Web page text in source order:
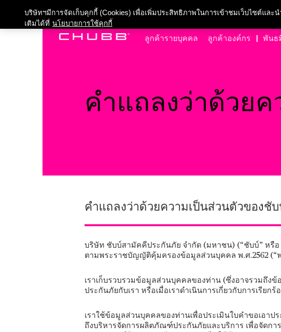
เกี่ยวกับเรา ความรับผิดชอบต่อสัง
ลูกค้ารายบุคคล ลูกค้าองค์กร พันธ
คำแถลงว่าด้วย
คำแถลงว่าด้วยความเป็นส่วนตัวของชั
บริษัท ชับบ์สามัคคีประกันภัย จำกัด (มหาชน) (“ชับบ์” หรือ
ตามพระราชบัญญัติคุ้มครองข้อมูลส่วนบุคคล พ.ศ.2562
เราเก็บรวบรวมข้อมูลส่วนบุคคลของท่าน (ซึ่งอาจรวมถึง
ประกันภัยกับเรา หรือเมื่อเราดำเนินการเกี่ยวกับการเรียก
เราใช้ข้อมูลส่วนบุคคลของท่านเพื่อประเมินใบคำขอเอา
ถึงบริหารจัดการผลิตภัณฑ์ประกันภัยและบริการ เพื่อจัดกา
บริษัทฯมีการจัดเก็บคุกกี้ (Cookies) เพื่อเพิ่มประสิทธิภาพในการเข้าชมเว็บไซต์และ
เติมได้ที่ นโยบายการใช้คุกกี้